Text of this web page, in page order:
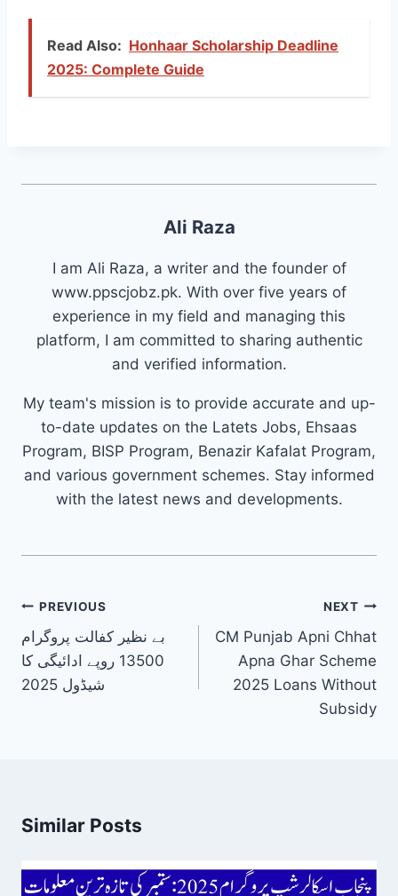
Read Also: Honhaar Scholarship Deadline
2025: Complete Guide
Ali Raza
I am Ali Raza, a writer and the founder of
www.ppscjobz.pk. With over five years of
experience in my field and managing this
platform, I am committed to sharing authentic
and verified information.
My team's mission is to provide accurate and up-
to-date updates on the Latets Jobs, Ehsaas
Program, BISP Program, Benazir Kafalat Program,
and various government schemes. Stay informed
with the latest news and developments.
Post
navigation
PREVIOUS
بے نظیر کفالت پروگرام
13500 روپے ادائیگی کا
شیڈول 2025
NEXT
CM Punjab Apni Chhat
Apna Ghar Scheme
2025 Loans Without
Subsidy
Similar Posts